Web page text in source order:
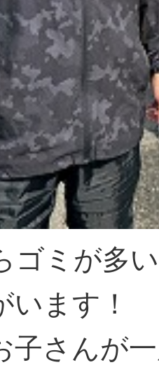
ゴミが多
います！
子さんが